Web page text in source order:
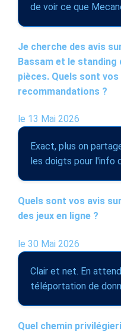
de voir ce que
Je cherche des avis
Bassam et le standing
pièces. Quels sont
recommandations ?
le 13 Mai 2026
Exact, plus on
les doigts pour l'info
Quels sont vos avis
des jeux en ligne ?
le 30 Mai 2026
Clair et net. En
téléportation de
Quel chemin